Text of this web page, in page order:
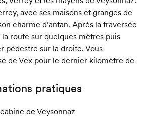
avec ses maisons et granges de
charme d’antan. Après la traversée
route sur quelques mètres puis
pédestre sur la droite. Vous
de Vex pour le dernier kilomètre de
pratiques
de Veysonnaz